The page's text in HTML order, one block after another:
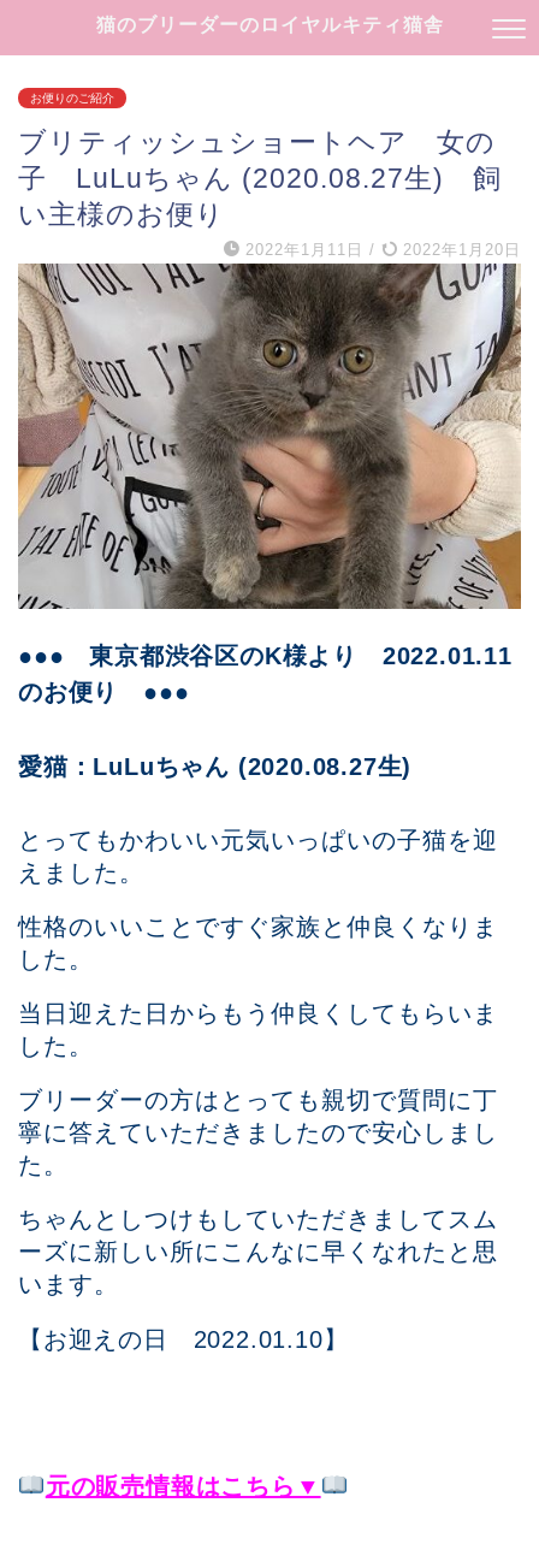
猫のブリーダーのロイヤルキティ猫舎
お便りのご紹介
ブリティッシュショートヘア 女の
子 LuLuちゃん (2020.08.27生) 飼
い主様のお便り
2022年1月11日 / 2022年1月20日
●●● 東京都渋谷区のK様より 2022.01.11
のお便り ●●●
愛猫：LuLuちゃん (2020.08.27生)
とってもかわいい元気いっぱいの子猫を迎
えました。
性格のいいことですぐ家族と仲良くなりま
した。
当日迎えた日からもう仲良くしてもらいま
した。
ブリーダーの方はとっても親切で質問に丁
寧に答えていただきましたので安心しまし
た。
ちゃんとしつけもしていただきましてスム
ーズに新しい所にこんなに早くなれたと思
います。
【お迎えの日 2022.01.10】
元の販売情報はこちら▼